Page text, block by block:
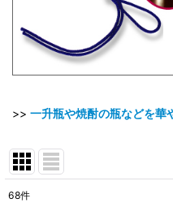
>> 一升瓶や焼酎の瓶などを華
68件